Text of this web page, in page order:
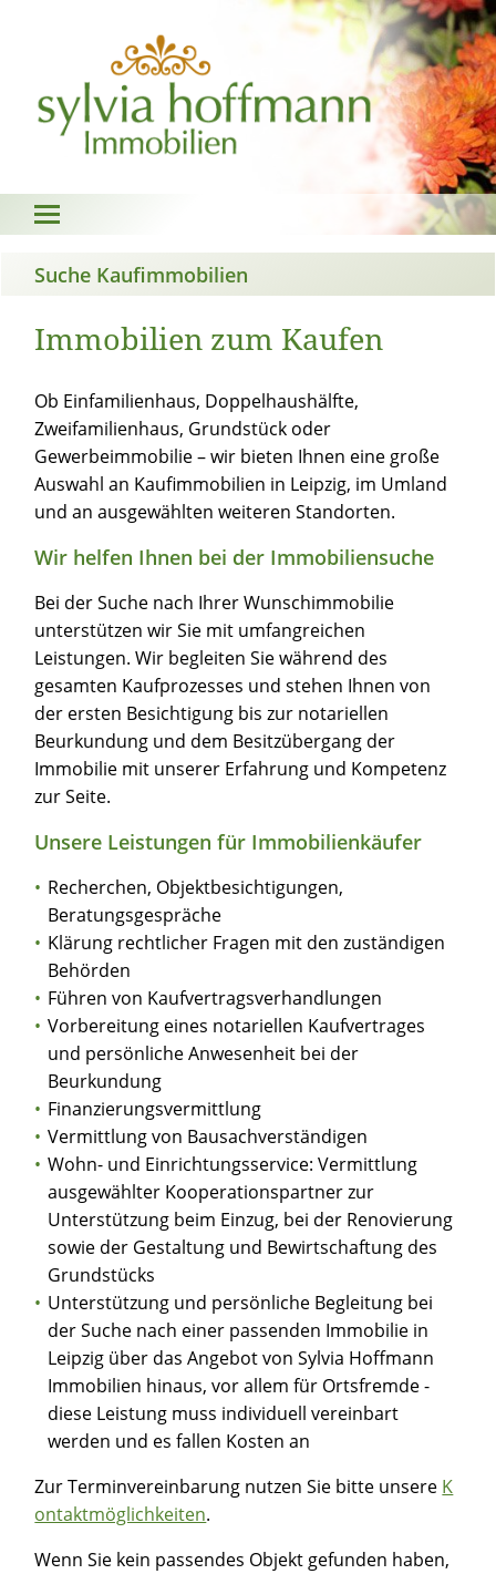
Suche Kaufimmobilien
Objekt:
Stadt/ Stadtteil:
bis
Fläche:
bis
Miete inkl. NK:
bis
Immobilien zum Kaufen
Ob Einfamilienhaus, Doppelhaushälfte,
Zweifamilienhaus, Grundstück oder
Gewerbeimmobilie – wir bieten Ihnen eine große
Auswahl an Kaufimmobilien in Leipzig, im Umland
und an ausgewählten weiteren Standorten.
Wir helfen Ihnen bei der Immobiliensuche
Bei der Suche nach Ihrer Wunschimmobilie
unterstützen wir Sie mit umfangreichen
Leistungen. Wir begleiten Sie während des
gesamten Kaufprozesses und stehen Ihnen von
der ersten Besichtigung bis zur notariellen
Beurkundung und dem Besitzübergang der
Immobilie mit unserer Erfahrung und Kompetenz
zur Seite.
Unsere Leistungen für Immobilienkäufer
Recherchen, Objektbesichtigungen,
Beratungsgespräche
Klärung rechtlicher Fragen mit den zuständigen
Behörden
Führen von Kaufvertragsverhandlungen
Vorbereitung eines notariellen Kaufvertrages
und persönliche Anwesenheit bei der
Beurkundung
Finanzierungsvermittlung
Vermittlung von Bausachverständigen
Wohn- und Einrichtungsservice: Vermittlung
ausgewählter Kooperationspartner zur
Unterstützung beim Einzug, bei der Renovierung
sowie der Gestaltung und Bewirtschaftung des
Grundstücks
Unterstützung und persönliche Begleitung bei
der Suche nach einer passenden Immobilie in
Leipzig über das Angebot von Sylvia Hoffmann
Immobilien hinaus, vor allem für Ortsfremde -
diese Leistung muss individuell vereinbart
werden und es fallen Kosten an
Zur Terminvereinbarung nutzen Sie bitte unsere K
ontaktmöglichkeiten.
Wenn Sie kein passendes Objekt gefunden haben,